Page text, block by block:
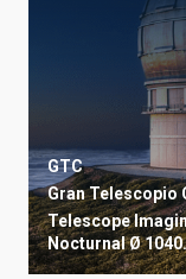
GTC
Gran Telescopio
Telescope
NocturnalØ